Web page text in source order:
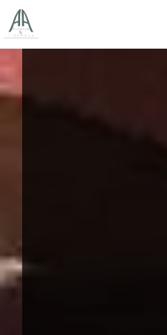
Panneau de gestion des cookies